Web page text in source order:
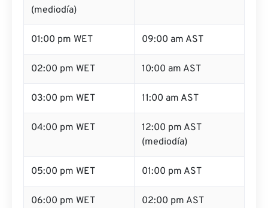
(mediodía)
01:00 pm WET 09:00 am AST
02:00 pm WET 10:00 am AST
03:00 pm WET 11:00 am AST
04:00 pm WET
12:00 pm AST
(mediodía)
05:00 pm WET 01:00 pm AST
06:00 pm WET 02:00 pm AST